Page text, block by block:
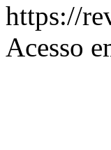
https://
Acesso